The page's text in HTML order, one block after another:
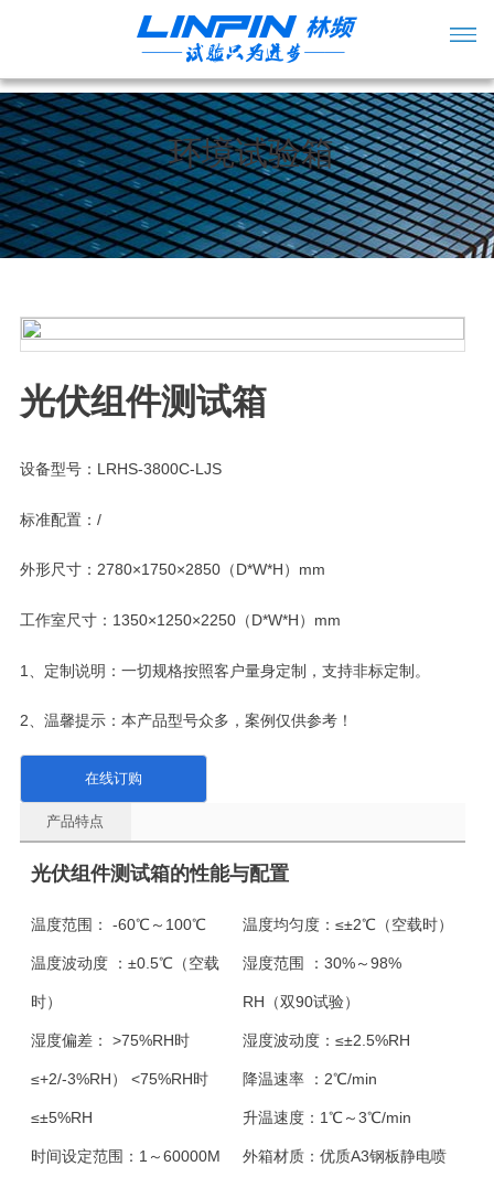
环境试验箱
光伏组件测试箱
设备型号：LRHS-3800C-LJS
标准配置：/
外形尺寸：2780×1750×2850（D*W*H）mm
工作室尺寸：1350×1250×2250（D*W*H）mm
1、定制说明：一切规格按照客户量身定制，支持非标定制。
2、温馨提示：本产品型号众多，案例仅供参考！
在线订购
产品特点
光伏组件测试箱的性能与配置
温度范围： -60℃～100℃ 温度均匀度： ≤±2℃（空载时）
温度波动度 ： ±0.5℃（空载
时）
湿度范围 ： 30%～98%
RH（双90试验）
湿度偏差： >75%RH时
≤+2/-3%RH） <75%RH时
≤±5%RH
湿度波动度： ≤±2.5%RH
降温速率 ： 2℃/min
升温速度： 1℃～3℃/min
时间设定范围： 1～60000M 外箱材质： 优质A3钢板静电喷